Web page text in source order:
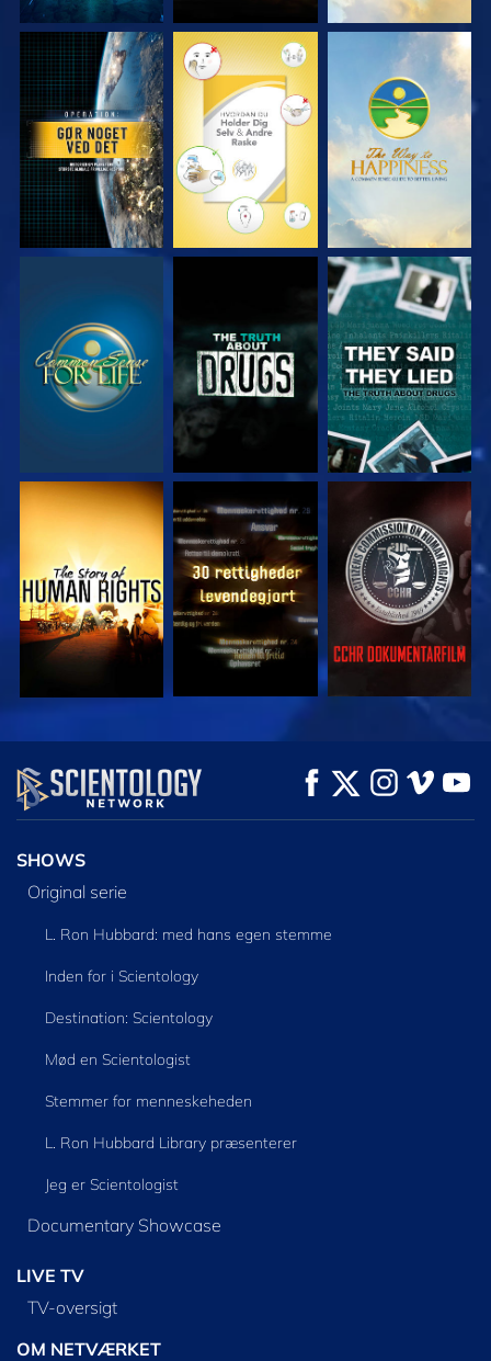
SE SE SE
SE SE
SE SE SE
SE UDFORSK SERIEN
SHOWS
Original serie
L. Ron Hubbard: med hans egen stemme
Inden for i Scientology
Destination: Scientology
Mød en Scientologist
Stemmer for menneskeheden
L. Ron Hubbard Library præsenterer
Jeg er Scientologist
Documentary Showcase
LIVE TV
TV-oversigt
OM NETVÆRKET